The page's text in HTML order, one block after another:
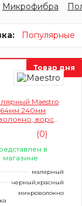
Микрофибра
Популярные
Товар дня
Maestro
240мм
ворс
(0)
в
магазине
малярный
черный,красный
микроволокно